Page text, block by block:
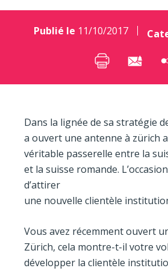
Publié le 11/10/2017
Dans la lignée de sa stratégie
a ouvert une antenne à zürich
véritable passerelle entre la
et la suisse romande.
d’attirer
une nouvelle clientèle
Vous avez récemment ouvert
Zürich, cela montre-t-il votre
développer la clientèle